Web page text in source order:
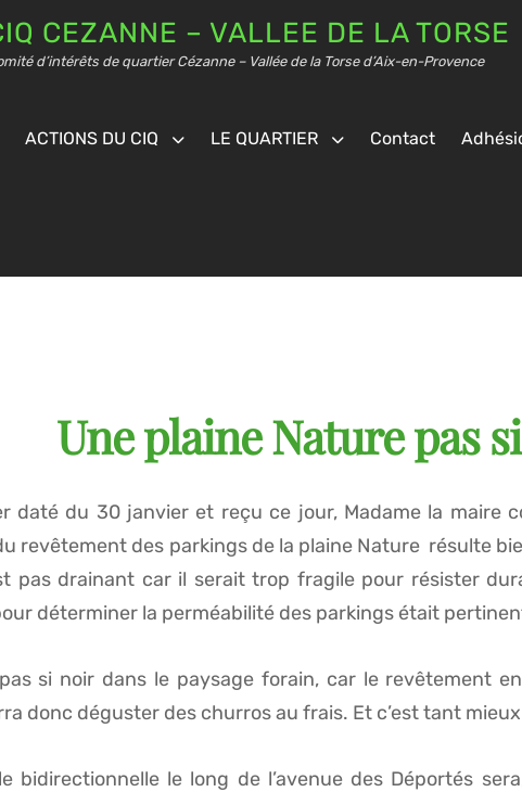
CEZANNE – VALLEE DE LA TORSE
d’intérêts de quartier Cézanne – Vallée de la Torse d’Aix-en-Provence
ACTIONS DU CIQ LE QUARTIER Contact
Une plaine Nature pas
daté du 30 janvier et reçu ce jour, Madame la maire
revêtement des parkings de la plaine Nature résulte
pas drainant car il serait trop fragile pour résister
déterminer la perméabilité des parkings était
si noir dans le paysage forain, car le revêtement
donc déguster des churros au frais. Et c’est tant mieux
bidirectionnelle le long de l’avenue des Déportés